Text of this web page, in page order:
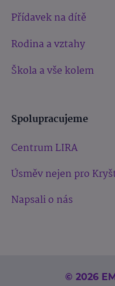
Přídavek na dítě
Rodina a vztahy
Škola a vše kolem
Spolupracujeme
Centrum LIRA
Úsměv nejen pro
Napsali o nás
© 2026